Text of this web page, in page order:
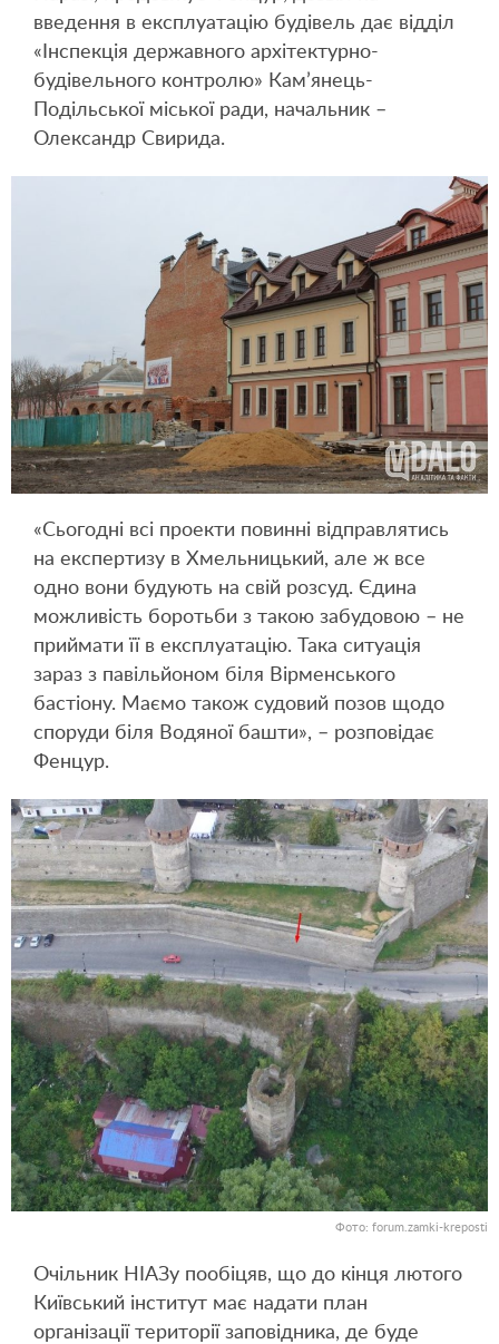
введення в експлуатацію будівель дає відділ
«Інспекція державного архітектурно-
будівельного контролю» Кам’янець­-
Подільської міської ради, начальник –
Олександр Свирида.
«Сьогодні всі проекти повинні відправлятись
на експертизу в Хмельницький, але ж все
одно вони будують на свій розсуд. Єдина
можливість боротьби з такою забудовою – не
приймати її в експлуатацію. Така ситуація
зараз з павільйоном біля Вірменського
бастіону. Маємо також судовий позов щодо
споруди біля Водяної башти», – розповідає
Фенцур.
Фото: forum.zamki-kreposti
Очільник НІАЗу пообіцяв, що до кінця лютого
Київський інститут має надати план
організації території заповідника, де буде